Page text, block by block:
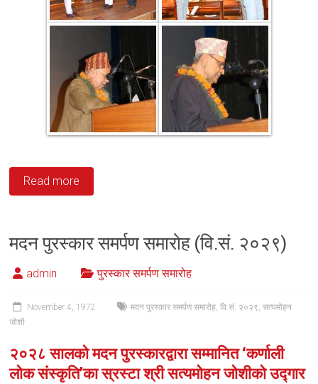
Read more
मदन पुरस्कार समर्पण समारोह (वि.सं. २०२९)
admin पुरस्कार समर्पण समारोह
November 4, 1972 मदन पुरस्कार समर्पण समारोह,वि.सं. २०२९,सत्यमोहन
जोशी
२०२८ सालको मदन पुरस्कारद्वारा सम्मानित ‘कर्णाली
लोक संस्कृति’का स्रस्टा श्री सत्यमोहन जोशीको उद्गार